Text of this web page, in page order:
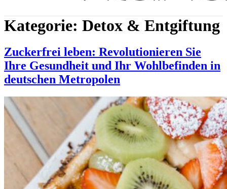
Kategorie: Detox & Entgiftung
Zuckerfrei leben: Revolutionieren Sie
Ihre Gesundheit und Ihr Wohlbefinden in
deutschen Metropolen